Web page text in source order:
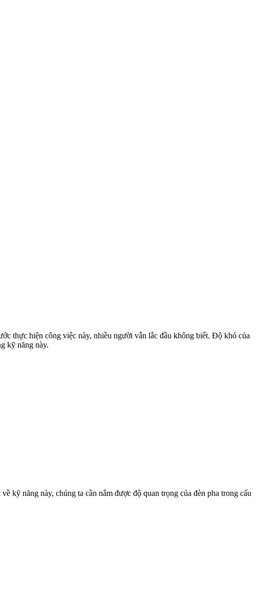
thực hiện công việc này, nhiều người vẫn lắc đầu không biết. Độ khó của
kỹ năng này.
kỹ năng này, chúng ta cần nắm được độ quan trọng của đèn pha trong cấu